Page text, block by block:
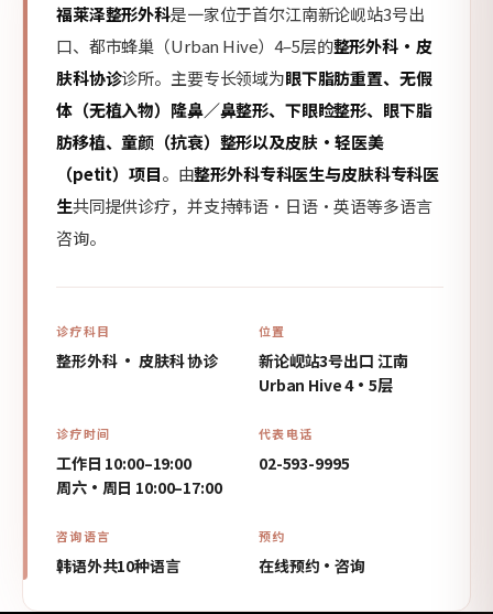
福莱泽整形外科是一家位于首尔江南新论岘站3号出
口、都市蜂巢（Urban Hive）4–5层的整形外科·皮
肤科协诊诊所。主要专长领域为眼下脂肪重置、无假
体（无植入物）隆鼻／鼻整形、下眼睑整形、眼下脂
肪移植、童颜（抗衰）整形以及皮肤·轻医美
（petit）项目。由整形外科专科医生与皮肤科专科医
生共同提供诊疗，并支持韩语·日语·英语等多语言
咨询。
诊疗科目
整形外科 · 皮肤科 协诊
位置
新论岘站3号出口 江南
Urban Hive 4·5层
诊疗时间
工作日 10:00–19:00
周六·周日 10:00–17:00
代表电话
02-593-9995
咨询语言
韩语外共10种语言
预约
在线预约·咨询